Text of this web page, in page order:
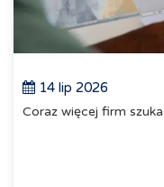
14 lip 2026
Coraz więcej firm